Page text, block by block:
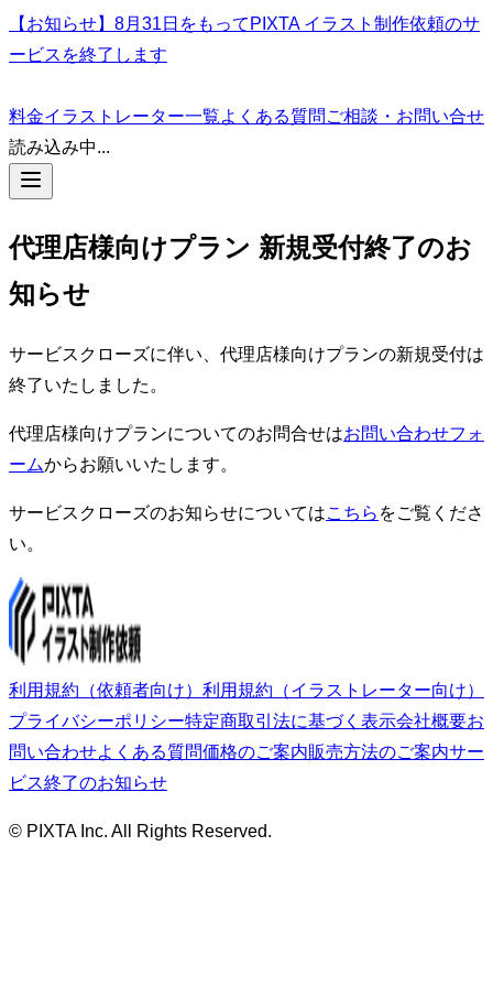
【お知らせ】8月31日をもってPIXTA イラスト制作依頼のサ
ービスを終了します
料金イラストレーター一覧よくある質問 ご相談・お問い合せ
読み込み中...
代理店様向けプラン 新規受付終了のお
知らせ
サービスクローズに伴い、代理店様向けプランの新規受付は
終了いたしました。
代理店様向けプランについてのお問合せはお問い合わせフォ
ームからお願いいたします。
サービスクローズのお知らせについてはこちら をご覧くださ
い。
利用規約（依頼者向け） 利用規約（イラストレーター向け）
プライバシーポリシー特定商取引法に基づく表示会社概要お
問い合わせよくある質問価格のご案内販売方法のご案内サー
ビス終了のお知らせ
© PIXTA Inc. All Rights Reserved.